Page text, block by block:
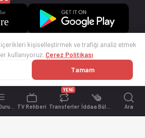
TV Rehberi Transferler
YENİ
Ara
kişiselleştirmek ve trafiği analiz etmek
kullanıyoruz. Çerez Politikası
Tamam